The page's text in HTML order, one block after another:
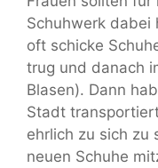
Schuhwerk dabei
oft schicke
trug und danach
Blasen). Dann
Stadt
ehrlich zu sich zu
neuen Schuhe